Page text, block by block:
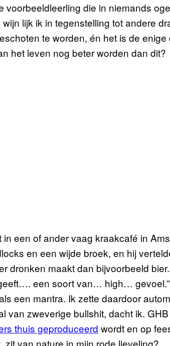
voorbeeldleerling die in niemands
lijk ik in tegenstelling tot andere
te worden, én het is de
het leven nog beter worden dan dit?
in een of ander vaag kraakcafé in
en een wijde broek, en hij
dronken maakt dan bijvoorbeeld
een soort van… high…
een mantra. Ik zette daardoor
van zweverige bullshit, dacht ik.
thuis geproduceerd wordt en op